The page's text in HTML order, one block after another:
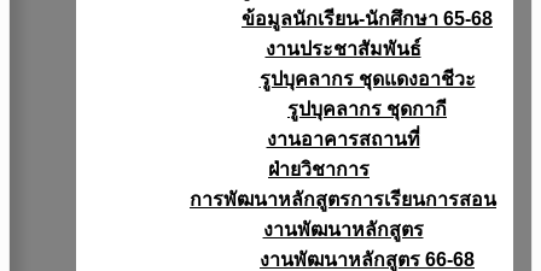
ข้อมูลนักเรียน-นักศึกษา 65-68
งานประชาสัมพันธ์
รูปบุคลากร ชุดแดงอาชีวะ
รูปบุคลากร ชุดกากี
งานอาคารสถานที่
ฝ่ายวิชาการ
การพัฒนาหลักสูตรการเรียนการสอน
งานพัฒนาหลักสูตร
งานพัฒนาหลักสูตร 66-68